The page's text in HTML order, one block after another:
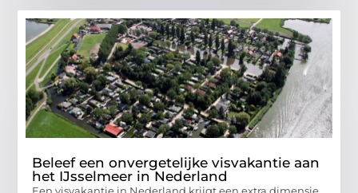
Beleef een onvergetelijke visvakantie aan
het IJsselmeer in Nederland